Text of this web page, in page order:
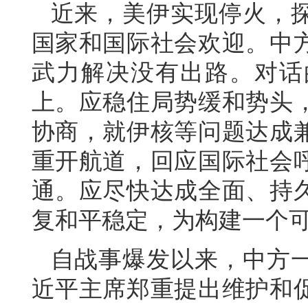
近来，美伊实现停火，
国家和国际社会欢迎。中
武力解决没有出路。对
上。应稳住局势缓和势头
协商，就伊核等问题达成
重开航道，回应国际社会
通。应尽快达成全面、持
复和平稳定，为构建一个
自战事爆发以来，中方
近平主席郑重提出维护和